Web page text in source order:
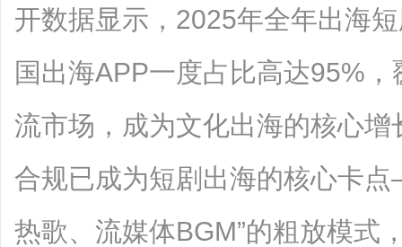
开数据显示，2025年全年出海
国出海APP一度占比高达95%
流市场，成为文化出海的核心
合规已成为短剧出海的核心卡
热歌、流媒体BGM”的粗放模式